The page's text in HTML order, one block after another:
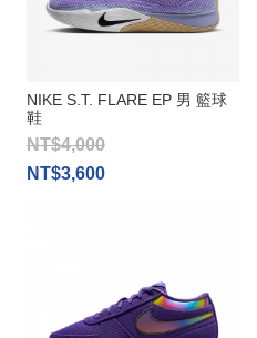
NIKE S.T. FLARE EP 男 籃球
鞋
NT$4,000
NT$3,600